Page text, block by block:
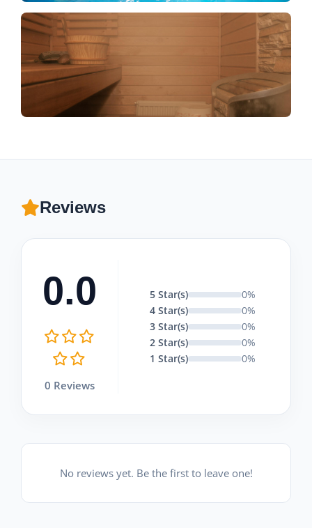
Reviews
0.0
0 Reviews
5 Star(s)
0%
4 Star(s)
0%
3 Star(s)
0%
2 Star(s)
0%
1 Star(s)
0%
No reviews yet. Be the first to leave one!